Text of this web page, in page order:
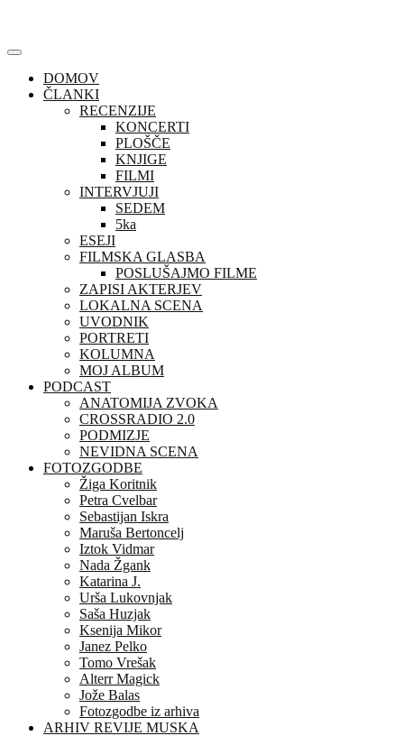
content
DOMOV
ČLANKI
RECENZIJE
KONCERTI
PLOŠČE
KNJIGE
FILMI
INTERVJUJI
SEDEM
5ka
ESEJI
FILMSKA GLASBA
POSLUŠAJMO FILME
ZAPISI AKTERJEV
LOKALNA SCENA
UVODNIK
PORTRETI
KOLUMNA
MOJ ALBUM
PODCAST
ANATOMIJA ZVOKA
CROSSRADIO 2.0
PODMIZJE
NEVIDNA SCENA
FOTOZGODBE
Žiga Koritnik
Petra Cvelbar
Sebastijan Iskra
Maruša Bertoncelj
Iztok Vidmar
Nada Žgank
Katarina J.
Urša Lukovnjak
Saša Huzjak
Ksenija Mikor
Janez Pelko
Tomo Vrešak
Alterr Magick
Jože Balas
Fotozgodbe iz arhiva
ARHIV REVIJE MUSKA